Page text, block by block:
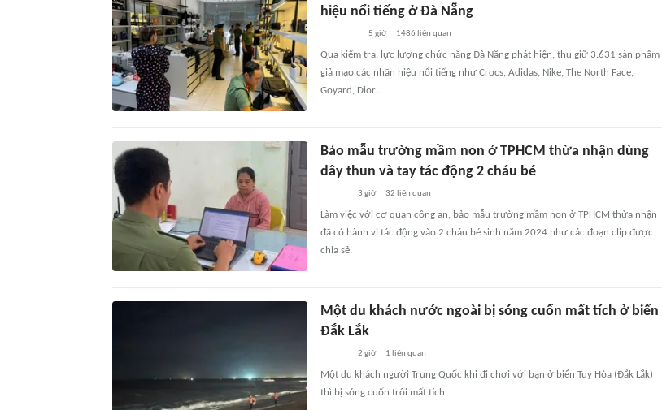
hiệu nổi tiếng ở Đà Nẵng
5 giờ 1486 liên quan
Qua kiểm tra, lực lượng chức năng Đà Nẵng phát hiện, thu giữ 3.631 sản phẩm
giả mạo các nhãn hiệu nổi tiếng như Crocs, Adidas, Nike, The North Face,
Goyard, Dior...
Bảo mẫu trường mầm non ở TPHCM thừa nhận dùng
dây thun và tay tác động 2 cháu bé
3 giờ 32 liên quan
Làm việc với cơ quan công an, bảo mẫu trường mầm non ở TPHCM thừa nhận
đã có hành vi tác động vào 2 cháu bé sinh năm 2024 như các đoạn clip được
chia sẻ.
Một du khách nước ngoài bị sóng cuốn mất tích ở biển
Đắk Lắk
2 giờ 1 liên quan
Một du khách người Trung Quốc khi đi chơi với bạn ở biển Tuy Hòa (Đắk Lắk)
thì bị sóng cuốn trôi mất tích.